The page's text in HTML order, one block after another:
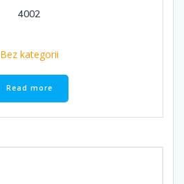
4002
Bez kategorii
Read more